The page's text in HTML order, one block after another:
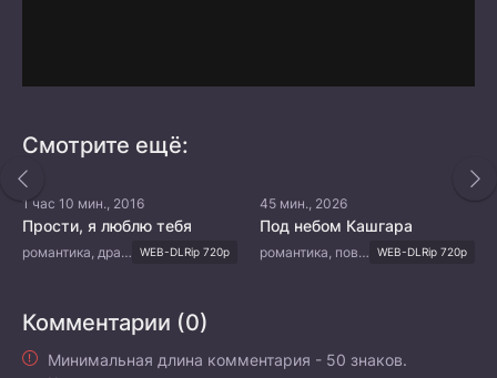
Смотрите ещё:
1 час 10 мин., 2016
Прости, я люблю тебя
романтика, драма, мелодрама WEB-DLRip 720p
45 мин., 2026
Под небом Кашгара
романтика, повседневность, молодость, семейный WEB-DLRip 720p
Комментарии (0)
Минимальная длина комментария - 50 знаков.